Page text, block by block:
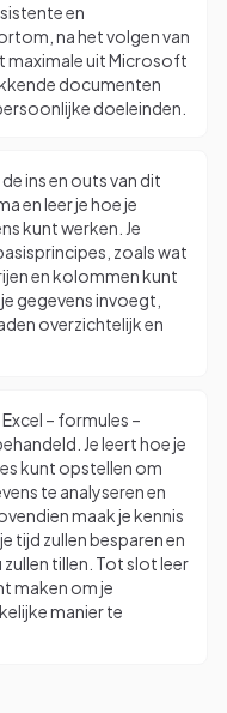
en
na het volgen van
maximale uit Microsoft
documenten
doeleinden.
ins en outs van dit
en leer je hoe je
kunt werken. Je
zoals wat
en kolommen kunt
gegevens invoegt,
overzichtelijk en
– formules –
Je leert hoe je
kunt opstellen om
te analyseren en
maak je kennis
tijd zullen besparen en
zullen tillen. Tot slot leer
maken om je
manier te